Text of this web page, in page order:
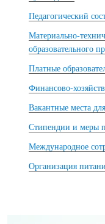
Педагогический
Материально-
образовательного
Платные
Финансово-
Вакантные места
Стипендии и меры
Международное
Организация